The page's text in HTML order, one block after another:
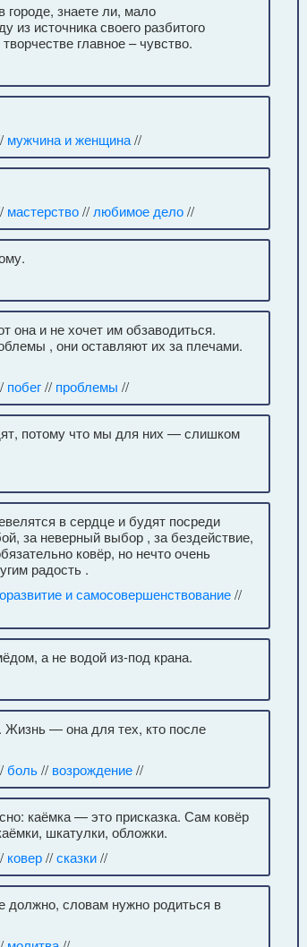
знаете ли, мало
из источника своего разбитого
главное – чувство.
мужчина и женщина//
мастерство// любимое дело//
она и не хочет им обзаводиться.
, они оставляют их за плечами.
побег// проблемы //
потому что мы для них — слишком
в сердце и будят посреди
за неверный выбор , за бездействие,
ковёр, но нечто очень
радость .
и самосовершенствование//
а не водой из-под крана.
Жизнь — она для тех, кто после
боль// возрождение//
каёмка — это присказка. Сам ковёр
шкатулки, обложки.
ковер//сказки//
должно, словам нужно родиться в